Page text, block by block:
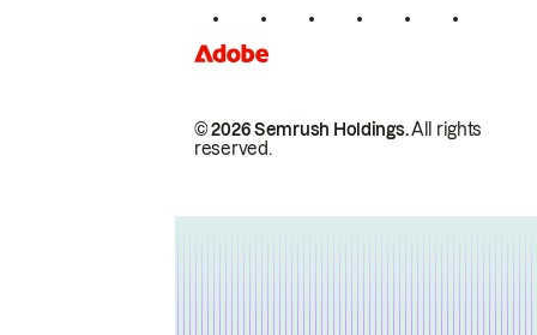
© 2026 Semrush Holdings.All rights
reserved.